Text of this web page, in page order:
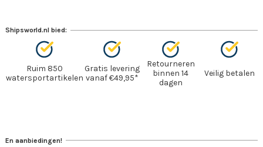
Shipsworld.nl bied:
Ruim 850
watersportartikelen
Gratis levering
vanaf €49,95*
Retourneren
binnen 14
dagen
Veilig betalen
En aanbiedingen!